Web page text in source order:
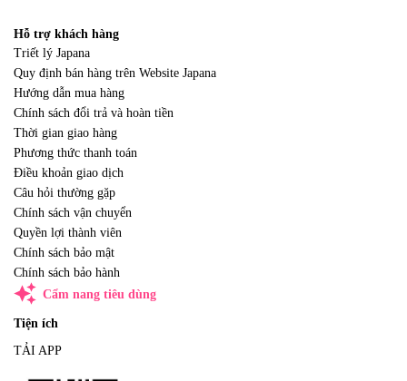
Hỗ trợ khách hàng
Triết lý Japana
Quy định bán hàng trên Website Japana
Hướng dẫn mua hàng
Chính sách đổi trả và hoàn tiền
Thời gian giao hàng
Phương thức thanh toán
Điều khoản giao dịch
Câu hỏi thường gặp
Chính sách vận chuyển
Quyền lợi thành viên
Chính sách bảo mật
Chính sách bảo hành
auto_awesome Cẩm nang tiêu dùng
Tiện ích
TẢI APP